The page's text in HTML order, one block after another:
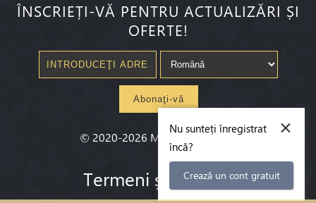
ÎNSCRIEȚI-VĂ PENTRU ACTUALIZĂRI ȘI
OFERTE!
Abonaţi-vă
© 2020-2026 Millenium State®
Termeni și Conditii
×
Nu sunteți înregistrat
încă?
Crează un cont gratuit